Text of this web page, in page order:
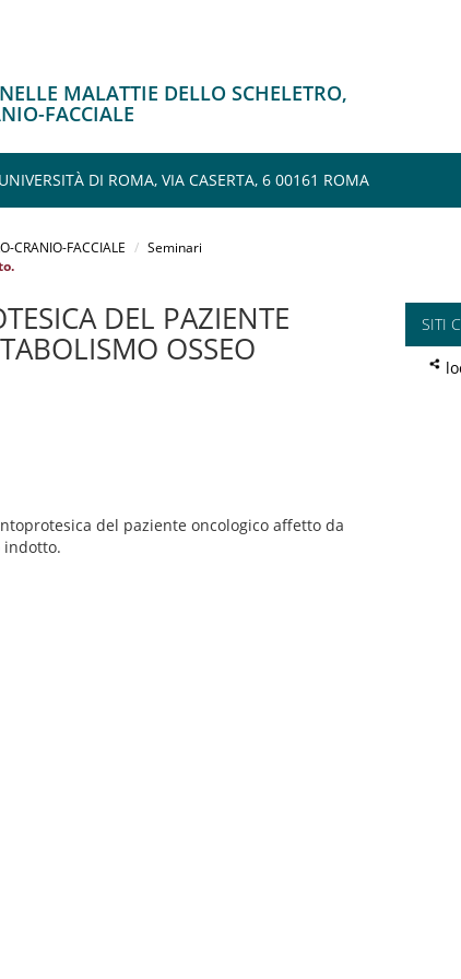
MALATTIE DELLO SCHELETRO,
FACCIALE
DI ROMA, VIA CASERTA, 6 00161 ROMA
CRANIO-FACCIALE
Seminari
DEL PAZIENTE
OSSEO
del paziente oncologico affetto da
indotto.
SITI